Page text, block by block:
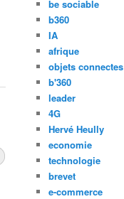
be sociable
b360
IA
afrique
objets connectes
b'360
leader
4G
Hervé Heully
economie
technologie
brevet
e-commerce